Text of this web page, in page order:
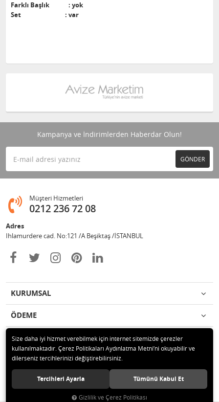
Farklı Başlık : yok
Set : var
Kampanya ve İndirimlerden Haberdar Olun!
GÖNDER
Müşteri Hizmetleri
0212 236 72 08
Adres
Ihlamurdere cad. No:121 /A Beşiktaş /İSTANBUL
KURUMSAL
ÖDEME
İLETİŞİM
© 2020 Avize Marketim Tüm hakları saklıdır.
Size daha iyi hizmet verebilmek için internet sitemizde çerezler
kullanılmaktadır. Çerez Politikaları Aydınlatma Metni’ni okuyabilir ve
dilerseniz tercihlerinizi değiştirebilirsiniz.
Tercihleri Ayarla Tümünü Kabul Et
Gizlilik ve Çerez Politikası